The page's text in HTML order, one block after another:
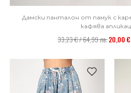
Дамски панталон от памук с
кафява
33,23 € / 64,99 лв.20,00